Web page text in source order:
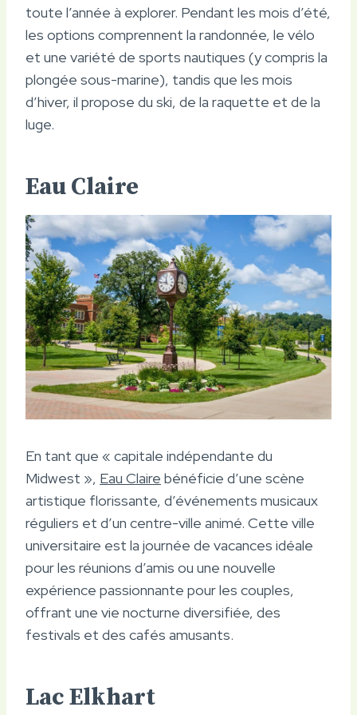
toute l’année à explorer. Pendant les mois d’été,
les options comprennent la randonnée, le vélo
et une variété de sports nautiques (y compris la
plongée sous-marine), tandis que les mois
d’hiver, il propose du ski, de la raquette et de la
luge.
Eau Claire
En tant que « capitale indépendante du
Midwest », Eau Claire bénéficie d’une scène
artistique florissante, d’événements musicaux
réguliers et d’un centre-ville animé. Cette ville
universitaire est la journée de vacances idéale
pour les réunions d’amis ou une nouvelle
expérience passionnante pour les couples,
offrant une vie nocturne diversifiée, des
festivals et des cafés amusants.
Lac Elkhart